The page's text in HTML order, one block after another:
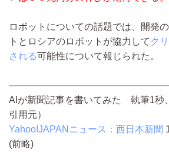
ロボットについての話題では、開発
トとロシアのロボットが協力して ク
される可能性について報じられた。
AIが新聞記事を書いてみた 執筆1秒
引用元）
Yahoo!JAPANニュース：西日本新聞
(前略)